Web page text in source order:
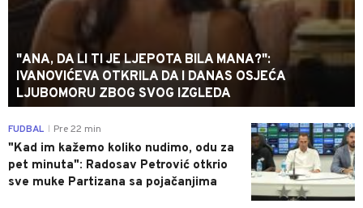
"ANA, DA LI TI JE LJEPOTA BILA MANA?":
IVANOVIĆEVA OTKRILA DA I DANAS OSJEĆA
LJUBOMORU ZBOG SVOG IZGLEDA
0
FUDBAL Pre 22 min
"Kad im kažemo koliko nudimo, odu za
pet minuta": Radosav Petrović otkrio
sve muke Partizana sa pojačanjima